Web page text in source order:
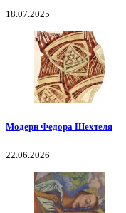
18.07.2025
Модерн Федора Шехтеля
22.06.2026